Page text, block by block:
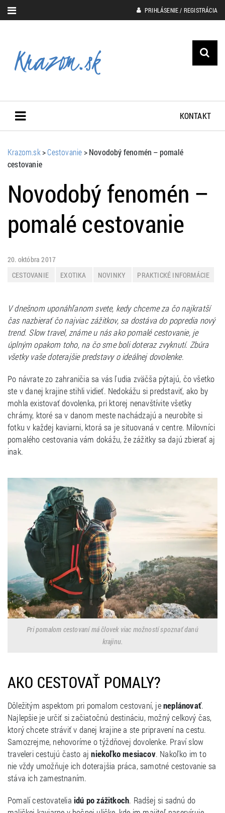
PRIHLÁSENIE / REGISTRÁCIA
KONTAKT
Krazom.sk>Cestovanie>Novodobý fenomén – pomalé
cestovanie
Novodobý fenomén –
pomalé cestovanie
20. októbra 2017
CESTOVANIE
EXOTIKA NOVINKY
PRAKTICKÉ INFORMÁCIE
V dnešnom uponáhľanom svete, kedy chceme za čo najkratší
čas nazbierať čo najviac zážitkov, sa dostáva do popredia nový
trend. Slow travel, známe u nás ako pomalé cestovanie, je
úplným opakom toho, na čo sme boli doteraz zvyknutí. Zbúra
všetky vaše doterajšie predstavy o ideálnej dovolenke.
Po návrate zo zahraničia sa vás ľudia zväčša pýtajú, čo všetko
ste v danej krajine stihli vidieť. Nedokážu si predstaviť, ako by
mohla existovať dovolenka, pri ktorej nenavštívite všetky
chrámy, ktoré sa v danom meste nachádzajú a neurobíte si
fotku v každej kaviarni, ktorá sa je situovaná v centre. Milovníci
pomalého cestovania vám dokážu, že zážitky sa dajú zbierať aj
inak.
Pri pomalom cestovaní má človek viac možností spoznať danú
krajinu.
AKO CESTOVAŤ POMALY?
Dôležitým aspektom pri pomalom cestovaní, jeneplánovať.
Najlepšie je určiť si začiatočnú destináciu, možný celkový čas,
ktorý chcete stráviť v danej krajine a ste pripravení na cestu.
Samozrejme, nehovoríme o týždňovej dovolenke. Praví slow
traveleri cestujú často ajniekoľko mesiacov. Nakoľko im to
nie vždy umožňuje ich doterajšia práca, samotné cestovanie sa
stáva ich zamestnaním.
Pomalí cestovatelia idú po zážitkoch. Radšej si sadnú do